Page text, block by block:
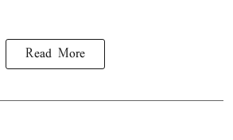
Read More